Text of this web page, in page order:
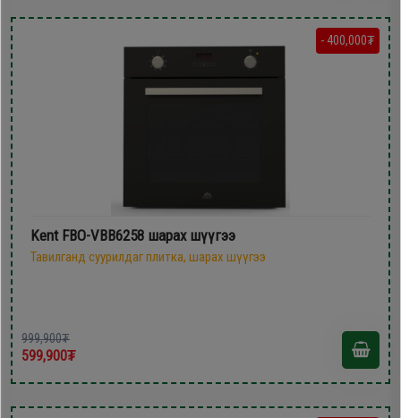
- 400,000₮
Kent FBO-VBB6258 шарах шүүгээ
Тавилганд суурилдаг плитка, шарах шүүгээ
999,900₮
599,900₮